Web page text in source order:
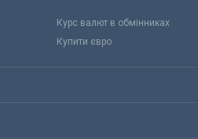
Курс валют в обмінниках
Купити євро